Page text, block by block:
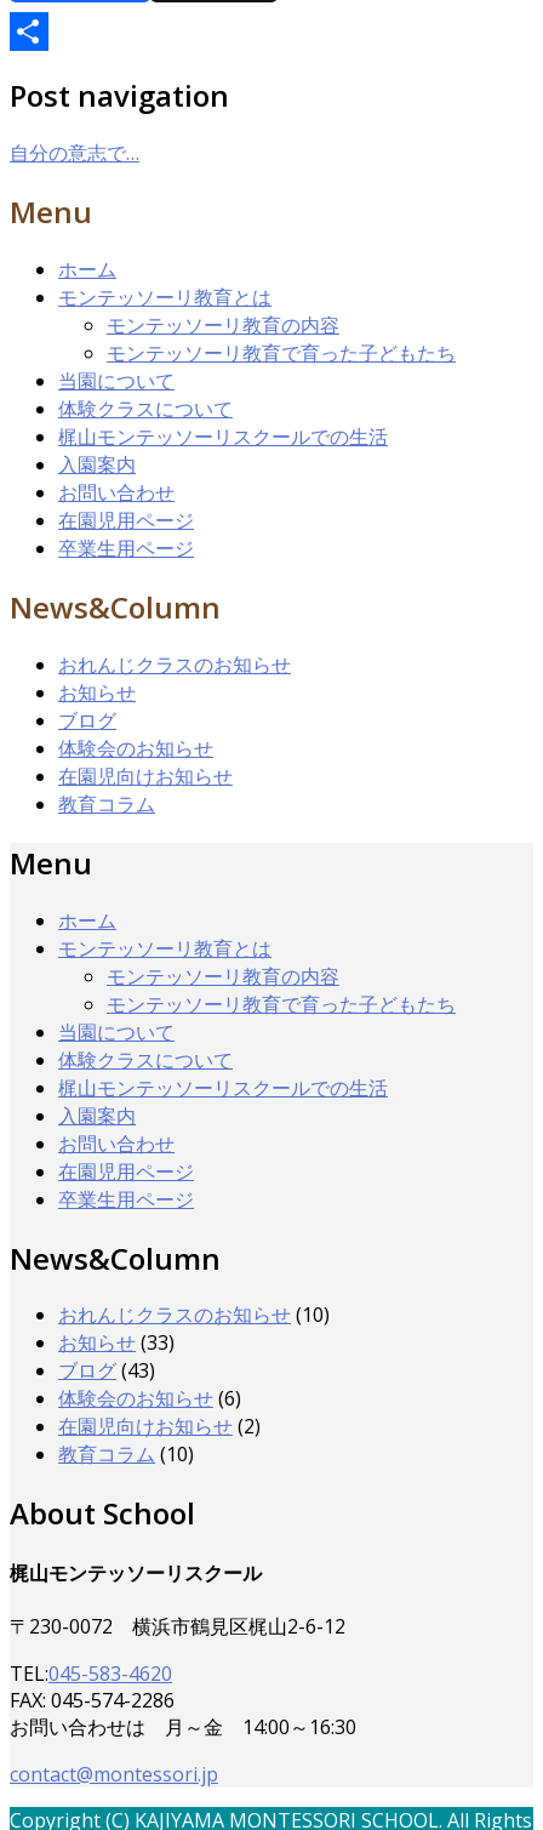
有
Post navigation
自分の意志で…
Menu
ホーム
モンテッソーリ教育とは
モンテッソーリ教育の内容
モンテッソーリ教育で育った子どもたち
当園について
体験クラスについて
梶山モンテッソーリスクールでの生活
入園案内
お問い合わせ
在園児用ページ
卒業生用ページ
News&Column
おれんじクラスのお知らせ
お知らせ
ブログ
体験会のお知らせ
在園児向けお知らせ
教育コラム
Menu
ホーム
モンテッソーリ教育とは
モンテッソーリ教育の内容
モンテッソーリ教育で育った子どもたち
当園について
体験クラスについて
梶山モンテッソーリスクールでの生活
入園案内
お問い合わせ
在園児用ページ
卒業生用ページ
News&Column
おれんじクラスのお知らせ(10)
お知らせ(33)
ブログ(43)
体験会のお知らせ(6)
在園児向けお知らせ(2)
教育コラム (10)
About School
梶山モンテッソーリスクール
〒230-0072 横浜市鶴見区梶山2-6-12
TEL:045-583-4620
FAX: 045-574-2286
お問い合わせは 月～金 14:00～16:30
contact@montessori.jp
Copyright (C) KAJIYAMA MONTESSORI SCHOOL. All Rights